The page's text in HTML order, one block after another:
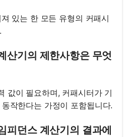
있는 한 모든 유형의 커패시
산기의 제한사항은 무엇
값이 필요하며, 커패시터가 기
작한다는 가정이 포함됩니다.
피던스 계산기의 결과에